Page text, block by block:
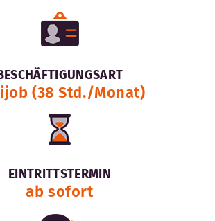
(38 Std./Monat)
EINTRITTSTERMIN
ab sofort